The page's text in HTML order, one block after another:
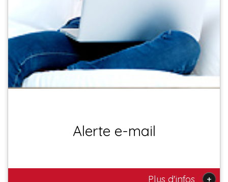
Alerte e-mail
Plus d'infos +